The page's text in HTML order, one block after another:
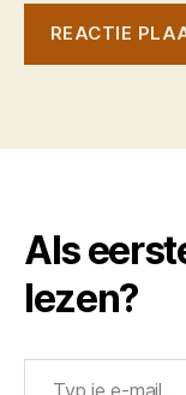
Als
lezen?
Typ je e-mail...